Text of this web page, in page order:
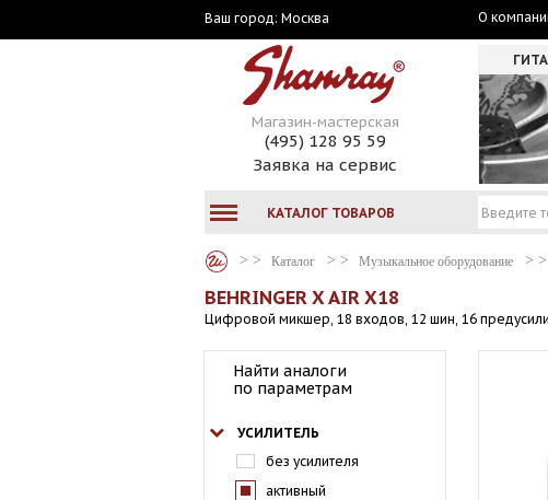
Ваш город: Москва О
Магазин-мастерская
(495) 128 95 59
Заявка на сервис
КАТАЛОГ ТОВАРОВ
Каталог Музыкальное оборудование
BEHRINGER X AIR X18
Цифровой микшер, 18 входов, 12 шин, 16
Найти аналоги
по параметрам
УСИЛИТЕЛЬ
без усилителя
активный